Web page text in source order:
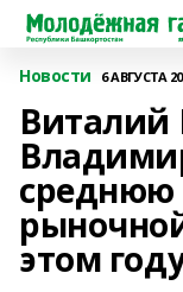
Новости 6 АВГУСТА
Виталий
среднюю
этом